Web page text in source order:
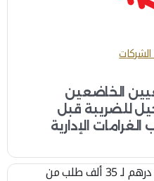
الشركات
الخاضعين
للضريبة قبل